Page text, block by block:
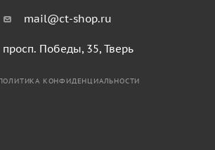
mail@ct-shop.ru
просп. Победы, 35, Тверь
КОНФИДЕНЦИАЛЬНОСТИ